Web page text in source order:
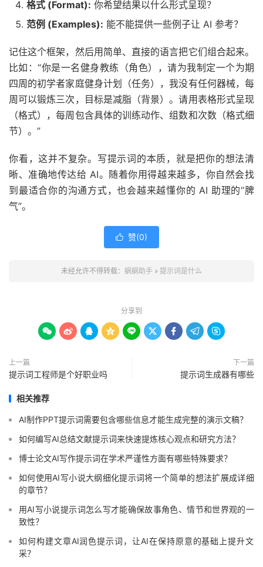
格式 (Format): 你希望结果以什么形式呈现？
范例 (Examples): 能不能提供一些例子让 AI 参考？
记住这个框架，然后用简单、直接的语言把它们组合起来。
比如：“你是一名健身教练（角色），请为我制定一个为期
四周的初学者家庭健身计划（任务），我没有任何器械，每
周可以锻炼三次，目标是减脂（背景）。请用表格形式呈现
（格式），每周包含具体的训练动作、组数和次数（格式细
节）。”
你看，这并不复杂。写提示词的本质，就是把你的想法清
晰、准确地传达给 AI。随着你用得越来越多，你自然会找
到最适合你的沟通方式，也会越来越懂你的 AI 助理的“脾
气”。
 赞(0)
未经允许不得转载： 蜗蜗助手 » 提示词是什么
分享到
        
上一篇
提示词工程师是个好职业吗
下一篇
提示词生成器有哪些
相关推荐
AI制作PPT提示词需要包含哪些信息才能生成完整的演示文稿？
如何编写AI总结文献提示词来快速提炼核心观点和研究方法？
博士论文AI写作提示词在学术严谨性方面有哪些特殊要求？
如何使用AI写小说大纲细化提示词将一个简单的想法扩展成详细
的章节？
用AI写小说提示词怎么写才能确保故事角色、情节和世界观的一
致性？
如何构建文章AI润色提示词，让AI在保持原意的基础上提升文
采？